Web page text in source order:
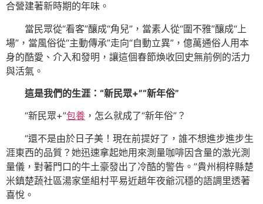
合營建著新時期的年味。
當民眾從“看客”釀成“角兒”，當素人從“圍不雅”釀成“上
場”，當風俗從“主動傳承”走向“自動立異”，億萬通俗人用本
身的酷愛、介入和發明，讓這個春節煥收回史無前例的活力
與活氣。
這是我們的生涯：“新民眾+”“新年俗”
“新民眾+”包養 ，怎么就成了“新年俗”？
“還不是由於日子美！現在前提好了，誰不想進步進步生
涯東西的品質？她迅速拿起她用來測量咖啡因含量的激光測
量儀，對著門口的牛土豪發出了冷酷的警告。”貴州桐梓縣楚
米鎮楚蔬社區湯家堡組村平易近趙年夜爺沉穩的語調里透著
喜悅。